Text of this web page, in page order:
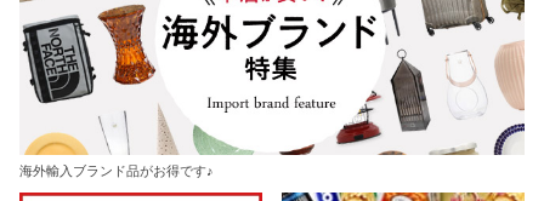
海外輸入ブランド品がお得です♪